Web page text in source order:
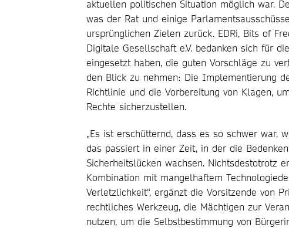
aktuellen politischen Situation möglich war.
was der Rat und einige
ursprünglichen Zielen zurück. EDRi, Bits of
Digitale Gesellschaft e.V. bedanken sich für
eingesetzt haben, die guten Vorschläge zu
den Blick zu nehmen: Die Implementierung
Richtlinie und die Vorbereitung von Klagen,
Rechte sicherzustellen.
„Es ist erschütternd, dass es so schwer war,
das passiert in einer Zeit, in der die
Sicherheitslücken wachsen. Nichtsdestotrotz
Kombination mit mangelhaftem
Verletzlichkeit“, ergänzt die Vorsitzende von
rechtliches Werkzeug, die Mächtigen zur
nutzen, um die Selbstbestimmung von